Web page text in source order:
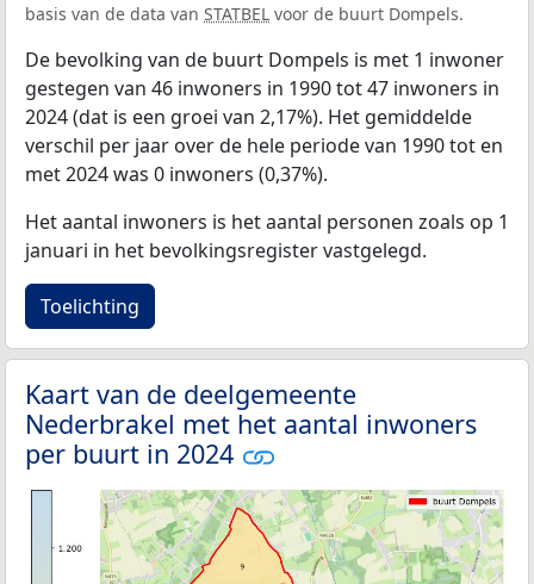
basis van de data van STATBEL voor de buurt Dompels.
De bevolking van de buurt Dompels is met 1 inwoner
gestegen van 46 inwoners in 1990 tot 47 inwoners in
2024 (dat is een groei van 2,17%). Het gemiddelde
verschil per jaar over de hele periode van 1990 tot en
met 2024 was 0 inwoners (0,37%).
Het aantal inwoners is het aantal personen zoals op 1
januari in het bevolkingsregister vastgelegd.
Toelichting
Kaart van de deelgemeente
Nederbrakel met het aantal inwoners
per buurt in 2024